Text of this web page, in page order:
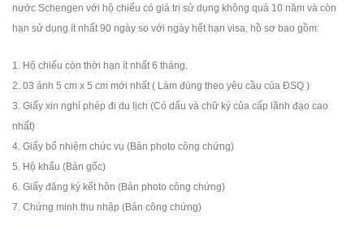
nước Schengen với hộ chiếu có giá trị sử dụng không quá 10 năm và còn
hạn sử dụng ít nhất 90 ngày so với ngày hết hạn visa, hồ sơ bao gồm:
1. Hộ chiếu còn thời hạn ít nhất 6 tháng.
2. 03 ảnh 5 cm x 5 cm mới nhất ( Làm đúng theo yêu cầu của ĐSQ )
3. Giấy xin nghỉ phép đi du lịch (Có dấu và chữ ký của cấp lãnh đạo cao
nhất)
4. Giấy bổ nhiệm chức vụ (Bản photo công chứng)
5. Hộ khẩu (Bản gốc)
6. Giấy đăng ký kết hôn (Bản photo công chứng)
7. Chứng minh thu nhập (Bản công chứng)